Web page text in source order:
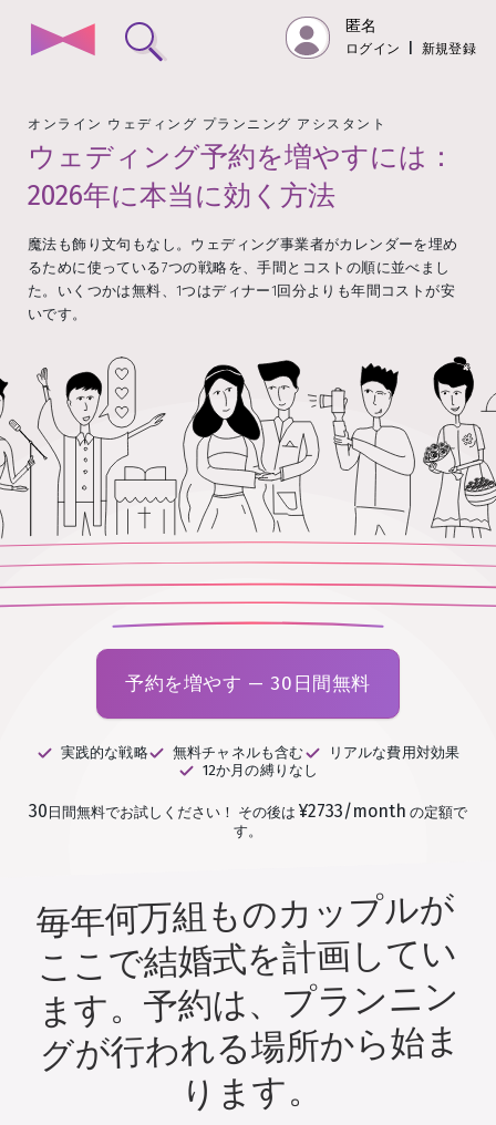
匿名
ログイン 新規登録
オンライン ウェディング プランニング アシスタント
ウェディング予約を増やすには：
2026年に本当に効く方法
魔法も飾り文句もなし。ウェディング事業者がカレンダーを埋め
るために使っている7つの戦略を、手間とコストの順に並べまし
た。いくつかは無料、1つはディナー1回分よりも年間コストが安
いです。
予約を増やす — 30日間無料
実践的な戦略 無料チャネルも含む
リアルな費用対効果
12か月の縛りなし
30 日間無料でお試しください！ その後は ¥2733/month の定額で
す。
毎年何万組ものカップルが
ここで結婚式を計画してい
ます。予約は、プランニン
グが行われる場所から始ま
ります。